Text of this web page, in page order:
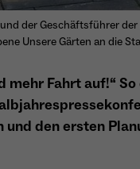
cookie_optin
Sgalinski
_pk_ref.*
Matomo
6 Monate
Speichert die
der Geschäftsführer
Unsere Gärten an die
mehr Fahrt auf!“
den ersten